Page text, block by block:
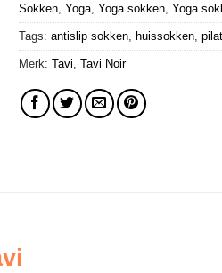
Sokken, Yoga, Yoga sokken, Yoga
Tags: antislip sokken, huissokken,
Merk: Tavi, Tavi Noir